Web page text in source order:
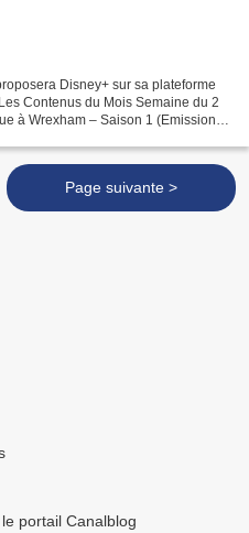
Disney+ sur sa plateforme
Contenus du Mois Semaine du 2
à Wrexham – Saison 1 (Emission /
Page suivante >
portail Canalblog